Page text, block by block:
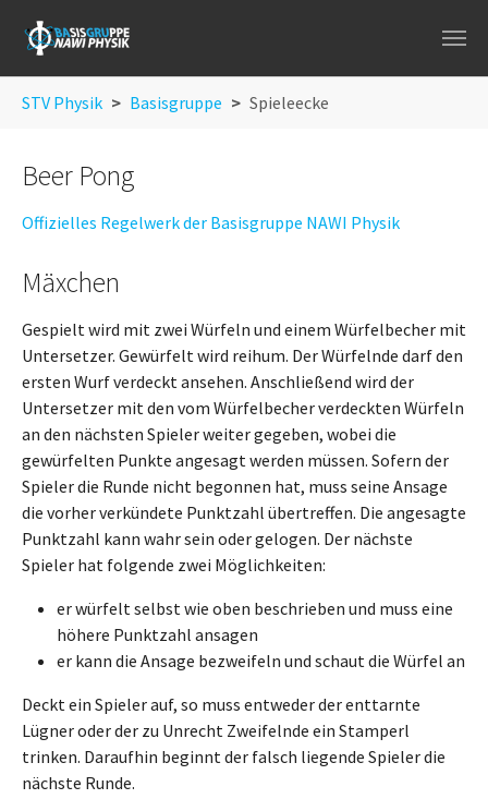
STV Physik Basisgruppe Spieleecke
Beer Pong
Offizielles Regelwerk der Basisgruppe NAWI Physik
Mäxchen
Gespielt wird mit zwei Würfeln und einem Würfelbecher mit
Untersetzer. Gewürfelt wird reihum. Der Würfelnde darf den
ersten Wurf verdeckt ansehen. Anschließend wird der
Untersetzer mit den vom Würfelbecher verdeckten Würfeln
an den nächsten Spieler weiter gegeben, wobei die
gewürfelten Punkte angesagt werden müssen. Sofern der
Spieler die Runde nicht begonnen hat, muss seine Ansage
die vorher verkündete Punktzahl übertreffen. Die angesagte
Punktzahl kann wahr sein oder gelogen. Der nächste
Spieler hat folgende zwei Möglichkeiten:
er würfelt selbst wie oben beschrieben und muss eine
höhere Punktzahl ansagen
er kann die Ansage bezweifeln und schaut die Würfel an
Deckt ein Spieler auf, so muss entweder der enttarnte
Lügner oder der zu Unrecht Zweifelnde ein Stamperl
trinken. Daraufhin beginnt der falsch liegende Spieler die
nächste Runde.